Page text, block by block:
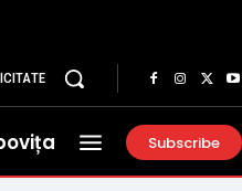
Subscribe